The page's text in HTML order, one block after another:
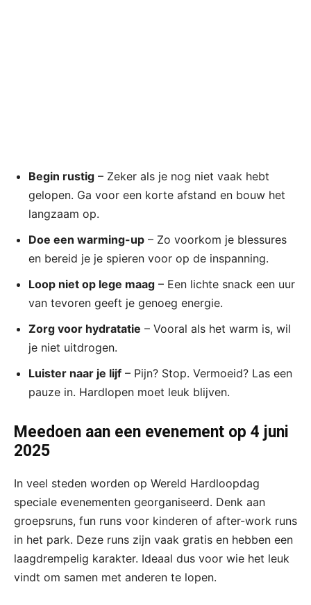
Begin rustig – Zeker als je nog niet vaak hebt
gelopen. Ga voor een korte afstand en bouw het
langzaam op.
Doe een warming-up – Zo voorkom je blessures
en bereid je je spieren voor op de inspanning.
Loop niet op lege maag – Een lichte snack een uur
van tevoren geeft je genoeg energie.
Zorg voor hydratatie – Vooral als het warm is, wil
je niet uitdrogen.
Luister naar je lijf – Pijn? Stop. Vermoeid? Las een
pauze in. Hardlopen moet leuk blijven.
Meedoen aan een evenement op 4 juni
2025
In veel steden worden op Wereld Hardloopdag
speciale evenementen georganiseerd. Denk aan
groepsruns, fun runs voor kinderen of after-work runs
in het park. Deze runs zijn vaak gratis en hebben een
laagdrempelig karakter. Ideaal dus voor wie het leuk
vindt om samen met anderen te lopen.